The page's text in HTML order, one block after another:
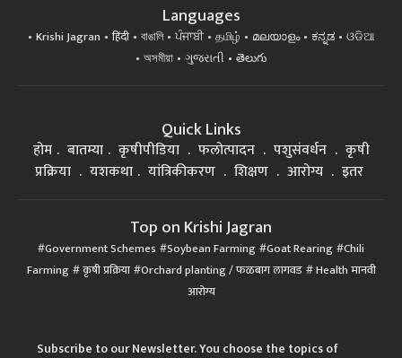
Languages
Krishi Jagran हिंदी বাঙালি ਪੰਜਾਬੀ தமிழ் മലയാളം ಕನ್ನಡ
ଓଡିଆ
অসমীয়া
ગુજરાતી తెలుగు
Quick Links
होम बातम्या कृषीपीडिया फलोत्पादन पशुसंवर्धन
कृषी
प्रक्रिया
यशकथा यांत्रिकीकरण शिक्षण आरोग्य इतर
Top on Krishi Jagran
Government Schemes Soybean Farming Goat Rearing Chili
Farming कृषी प्रक्रिया Orchard planting / फळबाग लागवड Health मानवी
आरोग्य
Subscribe to our Newsletter. You choose the topics of